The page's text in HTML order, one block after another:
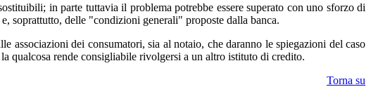
in parte tuttavia il problema potrebbe essere superato con uno sforzo di
soprattutto, delle "condizioni generali" proposte dalla banca.
associazioni dei consumatori, sia al notaio, che daranno le spiegazioni del caso
qualcosa rende consigliabile rivolgersi a un altro istituto di credito.
Torna su